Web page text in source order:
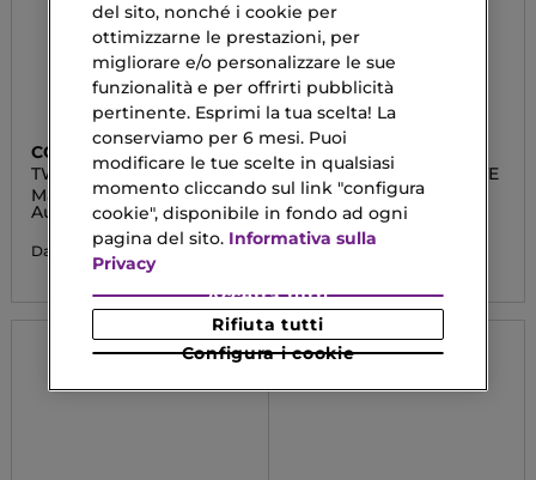
COLLISTAR
TWIST DESIGN
Matita Labbra
Automatica
Da 18,13 €
COLLISTAR
PURO ROSSETTO MATTE
Rossetto Matte Lunga
Durata
22,33 €
del sito, nonché i cookie per
ottimizzarne le prestazioni, per
migliorare e/o personalizzare le sue
funzionalità e per offrirti pubblicità
pertinente. Esprimi la tua scelta! La
conserviamo per 6 mesi. Puoi
modificare le tue scelte in qualsiasi
momento cliccando sul link "configura
cookie", disponibile in fondo ad ogni
pagina del sito. Informativa sulla
Privacy
Configura i cookie
Rifiuta tutti
Accetta tutti